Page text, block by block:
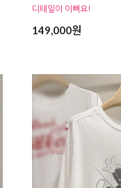
디테일이 이뻐요!
149,000원